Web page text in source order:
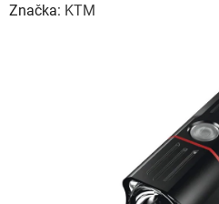
Značka: KTM